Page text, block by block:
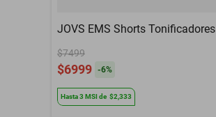
JOVS EMS Shorts Tonificadores
$7499
$6999 -6%
Hasta3 MSIde $2,333